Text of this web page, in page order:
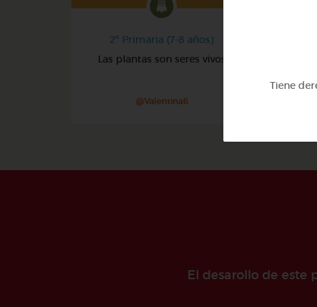
2º Primaria (7-8 años)
Las plantas son seres vivos
@Valentina6
El desarollo de este
Tiene